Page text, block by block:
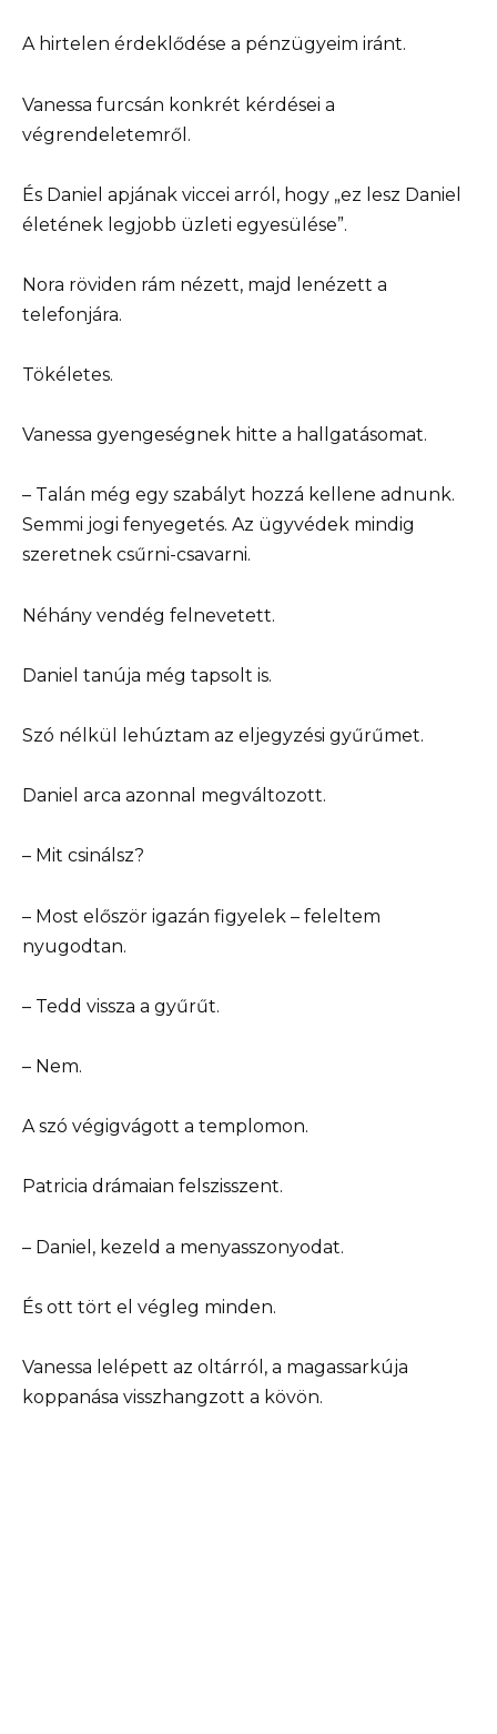
A hirtelen érdeklődése a pénzügyeim iránt.
Vanessa furcsán konkrét kérdései a
végrendeletemről.
És Daniel apjának viccei arról, hogy „ez lesz Daniel
életének legjobb üzleti egyesülése”.
Nora röviden rám nézett, majd lenézett a
telefonjára.
Tökéletes.
Vanessa gyengeségnek hitte a hallgatásomat.
– Talán még egy szabályt hozzá kellene adnunk.
Semmi jogi fenyegetés. Az ügyvédek mindig
szeretnek csűrni-csavarni.
Néhány vendég felnevetett.
Daniel tanúja még tapsolt is.
Szó nélkül lehúztam az eljegyzési gyűrűmet.
Daniel arca azonnal megváltozott.
– Mit csinálsz?
– Most először igazán figyelek – feleltem
nyugodtan.
– Tedd vissza a gyűrűt.
– Nem.
A szó végigvágott a templomon.
Patricia drámaian felszisszent.
– Daniel, kezeld a menyasszonyodat.
És ott tört el végleg minden.
Vanessa lelépett az oltárról, a magassarkúja
koppanása visszhangzott a kövön.